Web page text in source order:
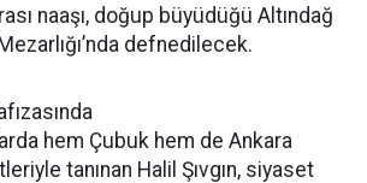
naaşı, doğup büyüdüğü Altındağ
defnedilecek.
hem Çubuk hem de Ankara
tanınan Halil Şıvgın, siyaset